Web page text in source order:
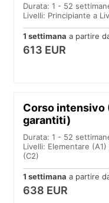
Durata: 1 - 52
Livelli: Principiante a
1 settimana a partire
613 EUR
Corso intensivo
garantiti)
Durata: 1 - 52
Livelli: Elementare
(C2)
1 settimana a partire
638 EUR